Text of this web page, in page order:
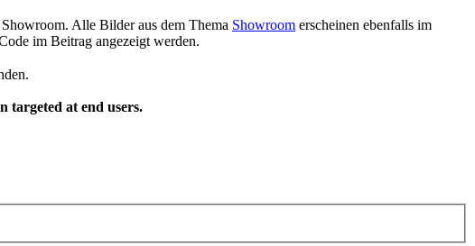
Alle Bilder aus dem Thema Showroom erscheinen ebenfalls im
im Beitrag angezeigt werden.
targeted at end users.